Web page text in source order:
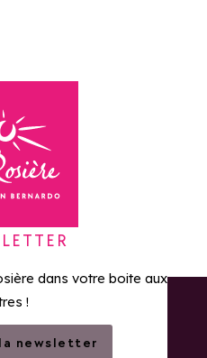
Retour à la page d'accueil
dans votre boite aux
!
newsletter